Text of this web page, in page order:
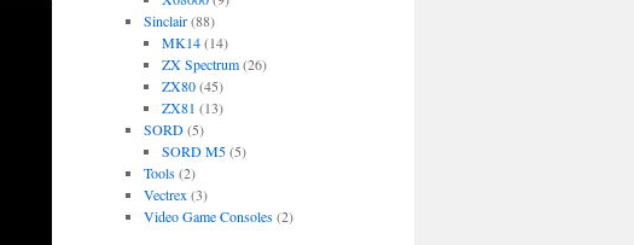
Sinclair(88)
MK14(14)
ZX Spectrum(26)
ZX80(45)
ZX81 (13)
SORD(5)
SORD M5(5)
Tools(2)
Vectrex (3)
Video Game Consoles(2)